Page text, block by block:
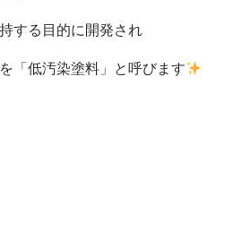
する目的に開発され
「低汚染塗料」と呼びます